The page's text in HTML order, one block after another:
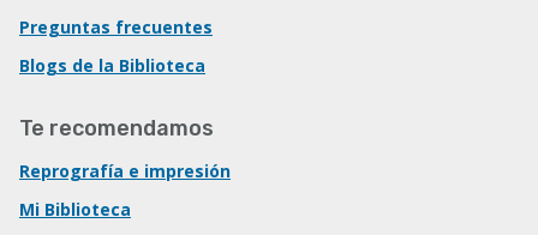
Preguntas frecuentes
Blogs de la Biblioteca
Te recomendamos
Reprografía e impresión
Mi Biblioteca